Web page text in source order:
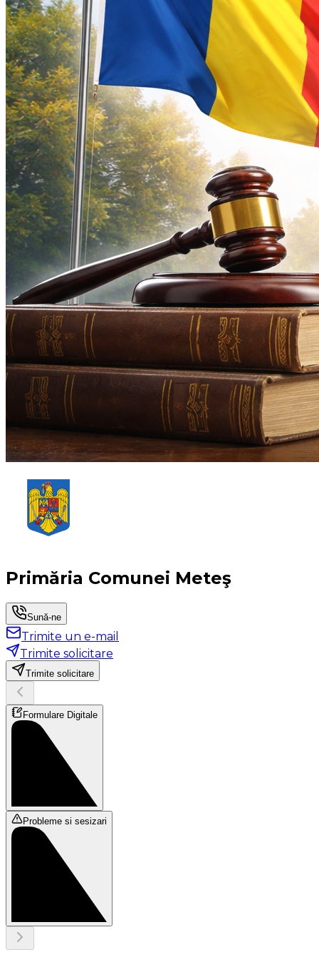
Primăria Comunei Meteş
Sună-ne
Trimite un e-mail
Trimite solicitare
Trimite solicitare
Formulare Digitale
Probleme si sesizari